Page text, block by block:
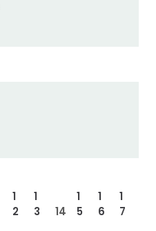
1
2
1
3
14
1
5
1
6
1
7